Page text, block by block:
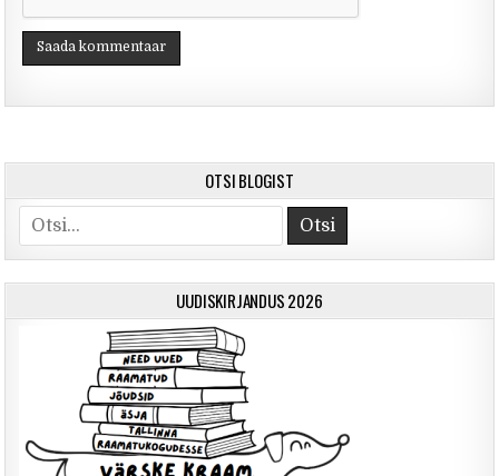
OTSI BLOGIST
Otsi
UUDISKIRJANDUS 2026